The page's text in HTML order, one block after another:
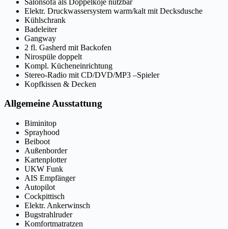
Elektr. Druckwassersystem warm/kalt mit Decksdusche
Kühlschrank
Badeleiter
Gangway
2 fl. Gasherd mit Backofen
Nirospüle doppelt
Kompl. Kücheneinrichtung
Stereo-Radio mit CD/DVD/MP3 –Spieler
Kopfkissen & Decken
Allgemeine Ausstattung
Biminitop
Sprayhood
Beiboot
Außenborder
Kartenplotter
UKW Funk
AIS Empfänger
Autopilot
Cockpittisch
Elektr. Ankerwinsch
Bugstrahlruder
Komfortmatratzen